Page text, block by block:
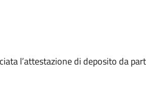
l’attestazione di deposito da